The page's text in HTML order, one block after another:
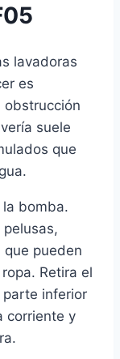
lavadoras
es
obstrucción
suele
que
bomba.
que pueden
Retira el
inferior
corriente y